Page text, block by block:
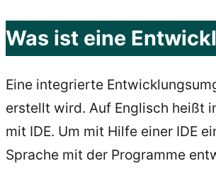
Was ist eine
Eine integrierte
erstellt wird. Auf Englisch heißt
mit IDE. Um mit Hilfe einer IDE
Sprache mit der Programme